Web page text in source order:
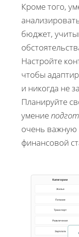
Кроме того,
бюджет,
Настройте
чтобы
и никогда не
Планируйте
умение
очень важную
финансовой
Категории
Жилье
Питание
Транспорт
Развлечения
Зарплата